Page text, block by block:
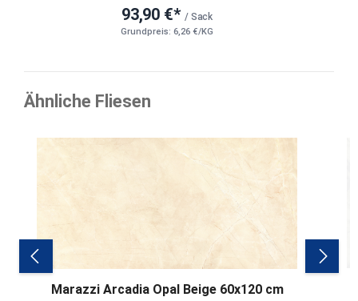
93,90 €* / Sack
Grundpreis: 6,26 €/KG
Ähnliche Fliesen
Marazzi Arcadia Opal Beige 60x120 cm